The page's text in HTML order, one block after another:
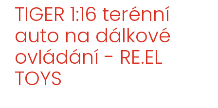
TIGER 1:16 terénní
auto na dálkové
ovládání - RE.EL
TOYS